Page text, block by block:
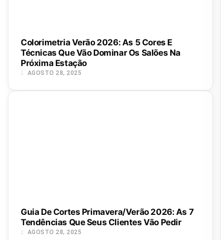
Colorimetria Verão 2026: As 5 Cores E
Técnicas Que Vão Dominar Os Salões Na
Próxima Estação
AGOSTO 28, 2025
Guia De Cortes Primavera/Verão 2026: As 7
Tendências Que Seus Clientes Vão Pedir
AGOSTO 28, 2025